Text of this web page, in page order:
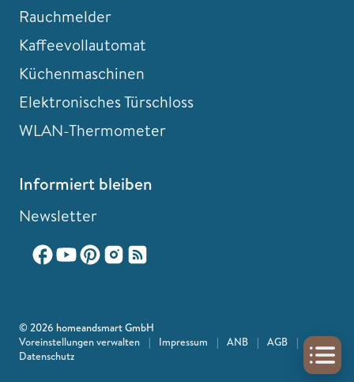
Rauchmelder
Kaffeevollautomat
Küchenmaschinen
Elektronisches Türschloss
WLAN-Thermometer
Informiert bleiben
Newsletter
© 2026 homeandsmart GmbH
Voreinstellungen verwalten
| Impressum | ANB | AGB
|
Datenschutz